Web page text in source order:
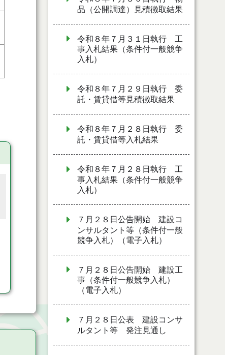
品（公開調達）見積徴取結果
令和８年７月３１日執行 工
事入札結果（条件付一般競争
入札）
令和８年７月２９日執行 委
託・賃貸借等見積徴取結果
令和８年７月２８日執行 委
託・賃貸借等入札結果
令和８年７月２８日執行 工
事入札結果（条件付一般競争
入札）
７月２８日公告開始 建設コ
ンサルタント等（条件付一般
競争入札）（電子入札）
７月２８日公告開始 建設工
事（条件付一般競争入札）
（電子入札）
７月２８日公表 建設コンサ
ルタント等 発注見通し